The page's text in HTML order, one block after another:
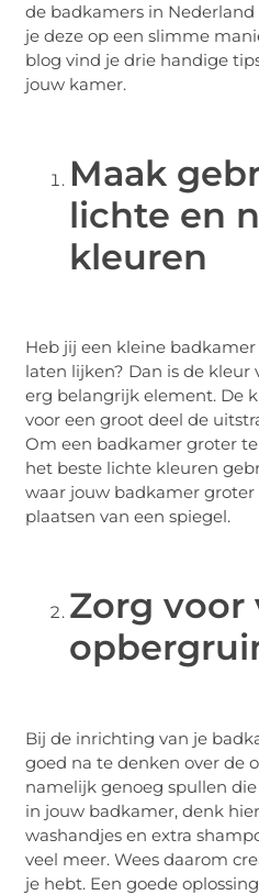
de badkamers in
je deze op een slimme
blog vind je drie handige
jouw kamer.
Maak
lichte en
kleuren
Heb jij een kleine
laten lijken? Dan is de
erg belangrijk element. De
voor een groot deel de
Om een badkamer groter
het beste lichte kleuren
waar jouw badkamer groter
plaatsen van een spiegel.
Zorg voor
Bij de inrichting van je
goed na te denken over de
namelijk genoeg spullen
in jouw badkamer, denk
washandjes en extra
veel meer. Wees daarom
je hebt. Een goede